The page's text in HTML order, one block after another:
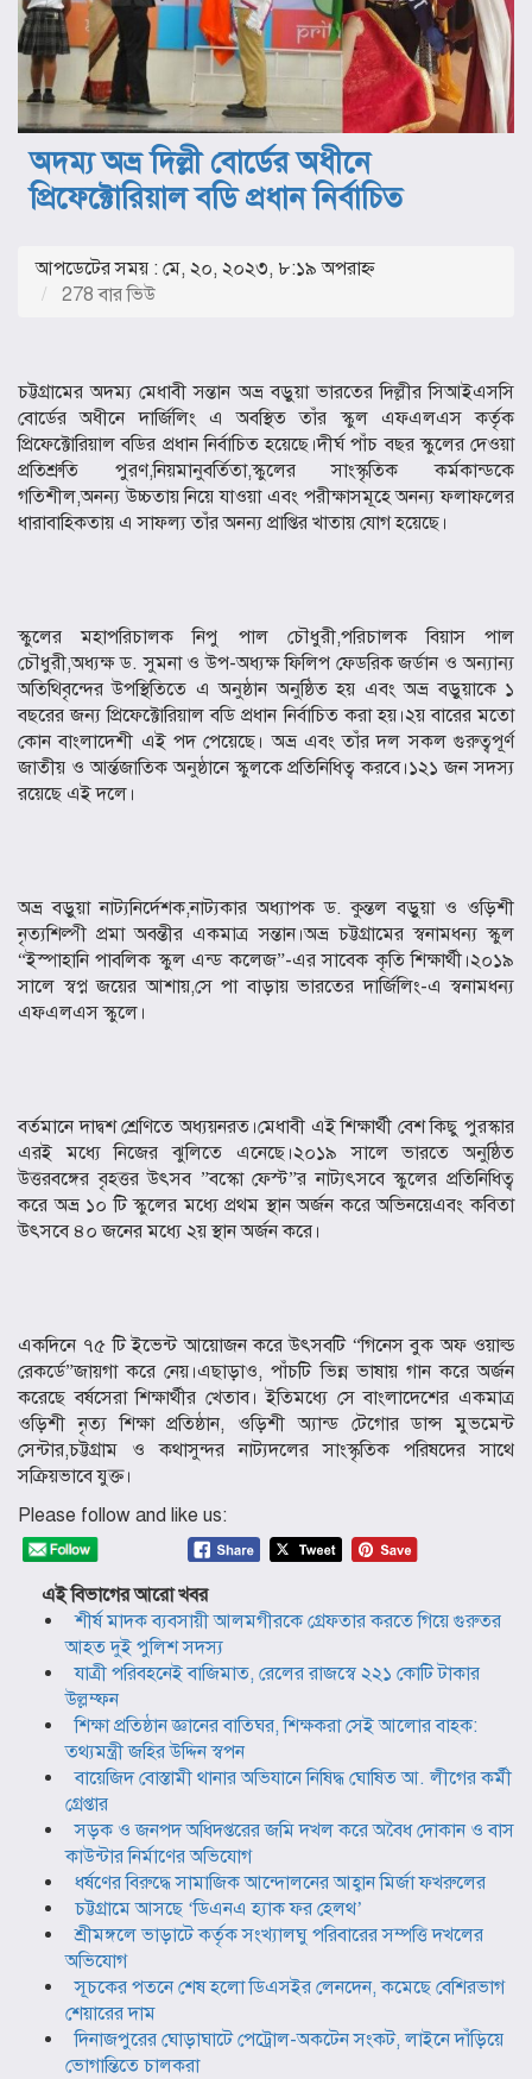
অদম্য অভ্র দিল্লী বোর্ডের অধীনে
প্রিফেক্টোরিয়াল বডি প্রধান নির্বাচিত
আপডেটের সময় : মে, ২০, ২০২৩, ৮:১৯ অপরাহ্ণ
278 বার ভিউ
চট্টগ্রামের অদম্য মেধাবী সন্তান অভ্র বড়ুয়া ভারতের দিল্লীর সিআইএসসি
বোর্ডের অধীনে দার্জিলিং এ অবস্থিত তাঁর স্কুল এফএলএস কর্তৃক
প্রিফেক্টোরিয়াল বডির প্রধান নির্বাচিত হয়েছে।দীর্ঘ পাঁচ বছর স্কুলের দেওয়া
প্রতিশ্রুতি পুরণ,নিয়মানুবর্তিতা,স্কুলের সাংস্কৃতিক কর্মকান্ডকে
গতিশীল,অনন্য উচ্চতায় নিয়ে যাওয়া এবং পরীক্ষাসমূহে অনন্য ফলাফলের
ধারাবাহিকতায় এ সাফল্য তাঁর অনন্য প্রাপ্তির খাতায় যোগ হয়েছে।
স্কুলের মহাপরিচালক নিপু পাল চৌধুরী,পরিচালক বিয়াস পাল
চৌধুরী,অধ্যক্ষ ড. সুমনা ও উপ-অধ্যক্ষ ফিলিপ ফেডরিক জর্ডান ও অন্যান্য
অতিথিবৃন্দের উপস্থিতিতে এ অনুষ্ঠান অনুষ্ঠিত হয় এবং অভ্র বড়ুয়াকে ১
বছরের জন্য প্রিফেক্টোরিয়াল বডি প্রধান নির্বাচিত করা হয়।২য় বারের মতো
কোন বাংলাদেশী এই পদ পেয়েছে। অভ্র এবং তাঁর দল সকল গুরুত্বপূর্ণ
জাতীয় ও আর্ন্তজাতিক অনুষ্ঠানে স্কুলকে প্রতিনিধিত্ব করবে।১২১ জন সদস্য
রয়েছে এই দলে।
অভ্র বড়ুয়া নাট্যনির্দেশক,নাট্যকার অধ্যাপক ড. কুন্তল বড়ুয়া ও ওড়িশী
নৃত্যশিল্পী প্রমা অবন্তীর একমাত্র সন্তান।অভ্র চট্টগ্রামের স্বনামধন্য স্কুল
“ইস্পাহানি পাবলিক স্কুল এন্ড কলেজ”-এর সাবেক কৃতি শিক্ষার্থী।২০১৯
সালে স্বপ্ন জয়ের আশায়,সে পা বাড়ায় ভারতের দার্জিলিং-এ স্বনামধন্য
এফএলএস স্কুলে।
বর্তমানে দাদ্বশ শ্রেণিতে অধ্যয়নরত।মেধাবী এই শিক্ষার্থী বেশ কিছু পুরস্কার
এরই মধ্যে নিজের ঝুলিতে এনেছে।২০১৯ সালে ভারতে অনুষ্ঠিত
উত্তরবঙ্গের বৃহত্তর উৎসব ”বস্কো ফেস্ট”র নাট্যৎসবে স্কুলের প্রতিনিধিত্ব
করে অভ্র ১০ টি স্কুলের মধ্যে প্রথম স্থান অর্জন করে অভিনয়েএবং কবিতা
উৎসবে ৪০ জনের মধ্যে ২য় স্থান অর্জন করে।
একদিনে ৭৫ টি ইভেন্ট আয়োজন করে উৎসবটি “গিনেস বুক অফ ওয়াল্ড
রেকর্ডে”জায়গা করে নেয়।এছাড়াও, পাঁচটি ভিন্ন ভাষায় গান করে অর্জন
করেছে বর্ষসেরা শিক্ষার্থীর খেতাব। ইতিমধ্যে সে বাংলাদেশের একমাত্র
ওড়িশী নৃত্য শিক্ষা প্রতিষ্ঠান, ওড়িশী অ্যান্ড টেগোর ডান্স মুভমেন্ট
সেন্টার,চট্টগ্রাম ও কথাসুন্দর নাট্যদলের সাংস্কৃতিক পরিষদের সাথে
সক্রিয়ভাবে যুক্ত।
Please follow and like us:
এই বিভাগের আরো খবর
শীর্ষ মাদক ব্যবসায়ী আলমগীরকে গ্রেফতার করতে গিয়ে গুরুতর
আহত দুই পুলিশ সদস্য
যাত্রী পরিবহনেই বাজিমাত, রেলের রাজস্বে ২২১ কোটি টাকার
উল্লম্ফন
শিক্ষা প্রতিষ্ঠান জ্ঞানের বাতিঘর, শিক্ষকরা সেই আলোর বাহক:
তথ্যমন্ত্রী জহির উদ্দিন স্বপন
বায়েজিদ বোস্তামী থানার অভিযানে নিষিদ্ধ ঘোষিত আ. লীগের কর্মী
গ্রেপ্তার
সড়ক ও জনপদ অধিদপ্তরের জমি দখল করে অবৈধ দোকান ও বাস
কাউন্টার নির্মাণের অভিযোগ
ধর্ষণের বিরুদ্ধে সামাজিক আন্দোলনের আহ্বান মির্জা ফখরুলের
চট্টগ্রামে আসছে ‘ডিএনএ হ্যাক ফর হেলথ’
শ্রীমঙ্গলে ভাড়াটে কর্তৃক সংখ্যালঘু পরিবারের সম্পত্তি দখলের
অভিযোগ
সূচকের পতনে শেষ হলো ডিএসইর লেনদেন, কমেছে বেশিরভাগ
শেয়ারের দাম
দিনাজপুরের ঘোড়াঘাটে পেট্রোল-অকটেন সংকট, লাইনে দাঁড়িয়ে
ভোগান্তিতে চালকরা